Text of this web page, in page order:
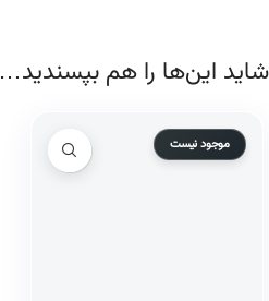
شاید این‌ها را هم بپسندید…
موجود نیست